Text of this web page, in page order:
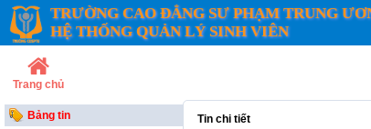
TRƯỜNG CAO ĐẲNG SƯ PHẠM TRUNG
HỆ THỐNG QUẢN LÝ SINH VIÊN
Trang chủ
Tin chi tiết
Bảng tin